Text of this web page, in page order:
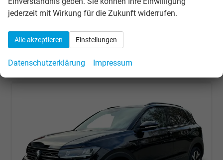
24.114,– € Details
Verbrauch kombiniert:6,00 l/100km
CO -Klasse:
jederzeit mit Wirkung für die Zukunft widerrufen.
Alle akzeptieren Einstellungen
Datenschutzerklärung Impressum